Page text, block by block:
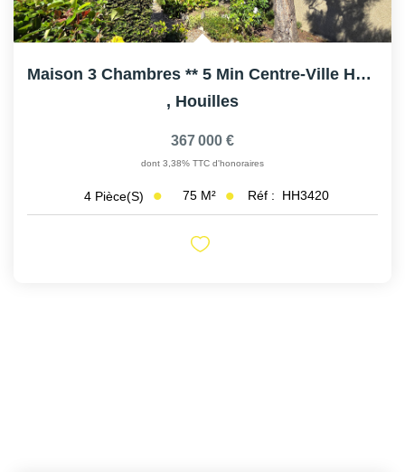
Maison 3 Chambres ** 5 Min Centre-Ville HOUILLES
, Houilles
367 000 €
dont 3,38% TTC d'honoraires
4 Pièce(s) 75 M² Réf : HH3420